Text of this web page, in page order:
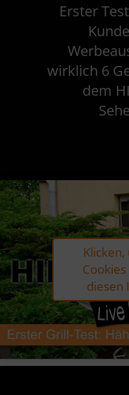
Erster
wirklich 6
dem
diesen